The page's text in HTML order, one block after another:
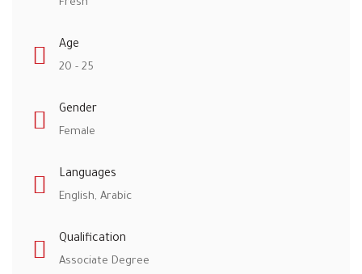
Fresh
Age
20 - 25
Gender
Female
Languages
English, Arabic
Qualification
Associate Degree